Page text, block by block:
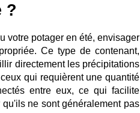
?
votre potager en été, envisager
Ce type de contenant,
directement les précipitations
qui requièrent une quantité
entre eux, ce qui facilite
ne sont généralement pas